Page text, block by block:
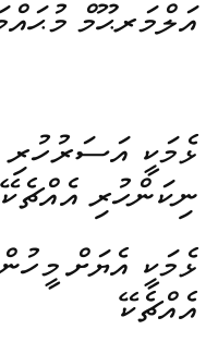
އަލްމަރޙޫމް
ޅެމަކީ އަސަރުހުރި
ނިކަންހުރި އެއްޗެކޭ
ޅެމަކީ އެޔަށް
އެއްޗެކޭ